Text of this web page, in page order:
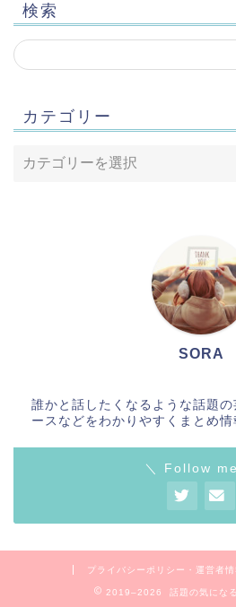
検索
カテゴリー
SORA
誰かと話したくなるような話題の
ースなどをわかりやすくまとめ情
＼ Follow
プライバシーポリシー・運営者情
2019–2026 話題の気にな